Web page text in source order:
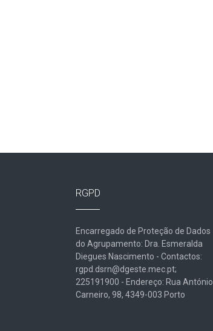
RGPD
Encarregado de Proteção de Dados
do Agrupamento: Dra. Esmeralda
Diegues Nascimento - Contactos:
rgpd.dsrn@dgeste.mec.pt;
225191900 - Endereço: Rua António
Carneiro, 98, 4349-003 Porto